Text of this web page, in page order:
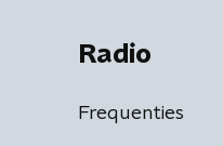
Radio
Frequenties